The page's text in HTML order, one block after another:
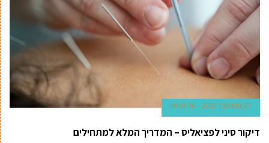
27 בדצמבר 2022 גל טוויטו
דיקור סיני לפציאליס – המדריך המלא למתחילים